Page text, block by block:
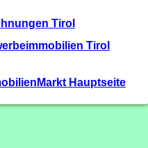
Tirol
Tirol
Hauptseite